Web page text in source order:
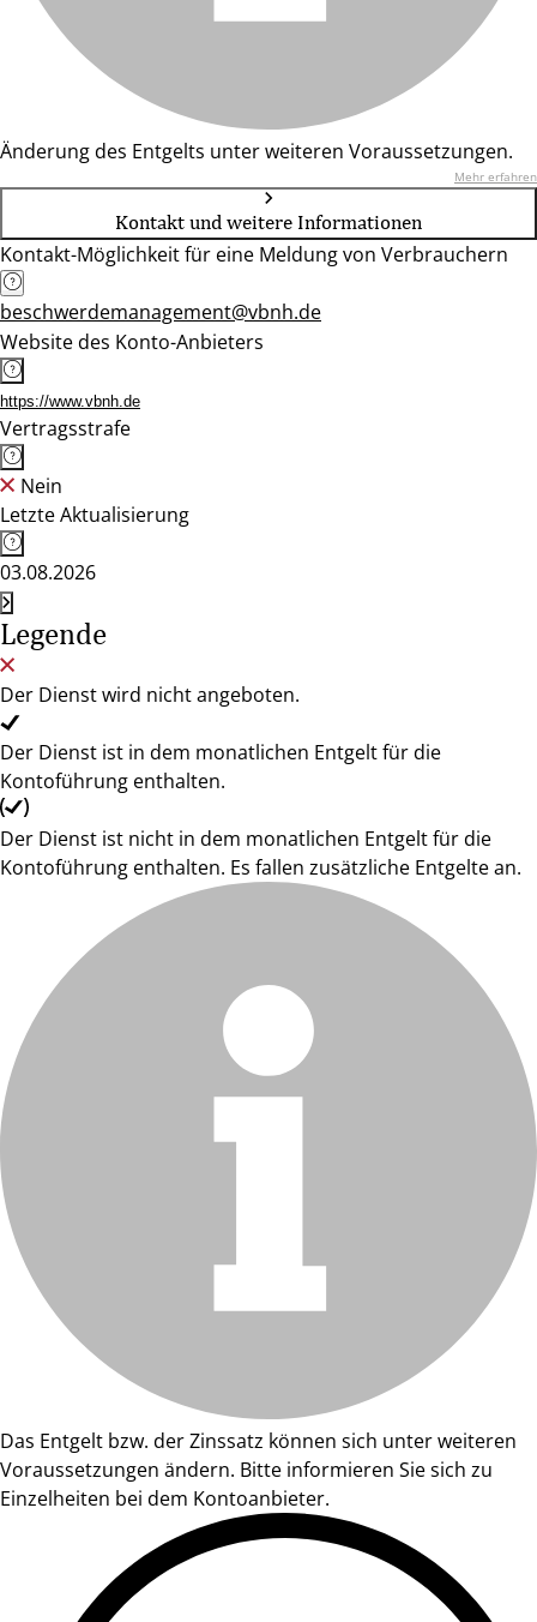
Änderung des Entgelts unter weiteren Voraussetzungen.
Mehr erfahren
Kontakt und weitere Informationen
Kontakt-Möglichkeit für eine Meldung von Verbrauchern
beschwerdemanagement@vbnh.de
Website des Konto-Anbieters
https://www.vbnh.de
Vertragsstrafe
Nein
Letzte Aktualisierung
03.08.2026
Legende
Der Dienst wird nicht angeboten.
Der Dienst ist in dem monatlichen Entgelt für die
Kontoführung enthalten.
Der Dienst ist nicht in dem monatlichen Entgelt für die
Kontoführung enthalten. Es fallen zusätzliche Entgelte an.
Das Entgelt bzw. der Zinssatz können sich unter weiteren
Voraussetzungen ändern. Bitte informieren Sie sich zu
Einzelheiten bei dem Kontoanbieter.